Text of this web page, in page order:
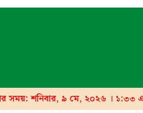
সময়: শনিবার, ৯ মে, ২০২৬ । ১:৩৩